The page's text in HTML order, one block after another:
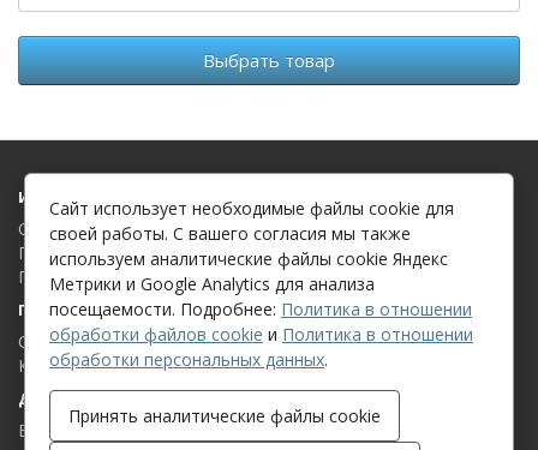
Выбрать товар
Информация
О компании
Политика в отношении обработки файлов cookie
Политика в отношении обработки персональных данных
Поддержка клиентов
Связаться с нами
Карта сайта
Дополнительно
Бренды
Сайт использует необходимые файлы cookie для
своей работы. С вашего согласия мы также
используем аналитические файлы cookie Яндекс
Метрики и Google Analytics для анализа
посещаемости. Подробнее: Политика в отношении
обработки файлов cookie и Политика в отношении
обработки персональных данных.
Принять аналитические файлы cookie